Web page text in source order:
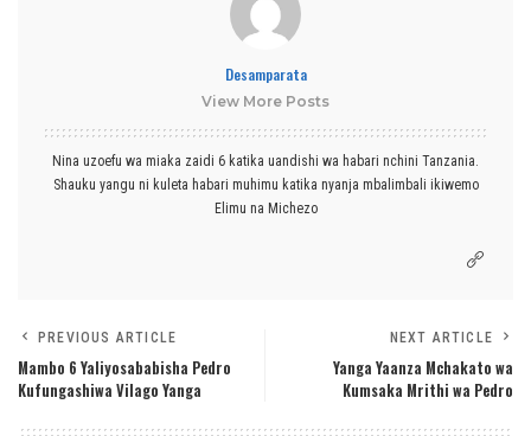
Desamparata
View More Posts
Nina uzoefu wa miaka zaidi 6 katika uandishi wa habari nchini Tanzania.
Shauku yangu ni kuleta habari muhimu katika nyanja mbalimbali ikiwemo
Elimu na Michezo
PREVIOUS ARTICLE
Mambo 6 Yaliyosababisha Pedro
Kufungashiwa Vilago Yanga
NEXT ARTICLE
Yanga Yaanza Mchakato wa
Kumsaka Mrithi wa Pedro